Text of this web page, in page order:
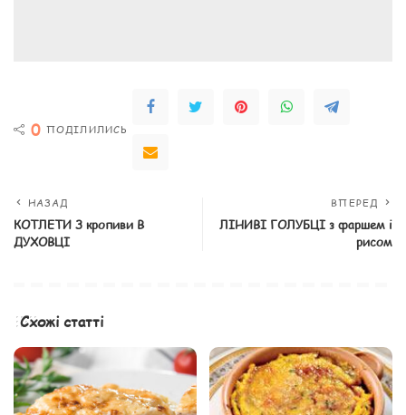
0 ПОДІЛИЛИСЬ
НАЗАД
КОТЛЕТИ З кропиви В
ДУХОВЦІ
ВПЕРЕД
ЛІНИВІ ГОЛУБЦІ з фаршем і
рисом
Схожі статті